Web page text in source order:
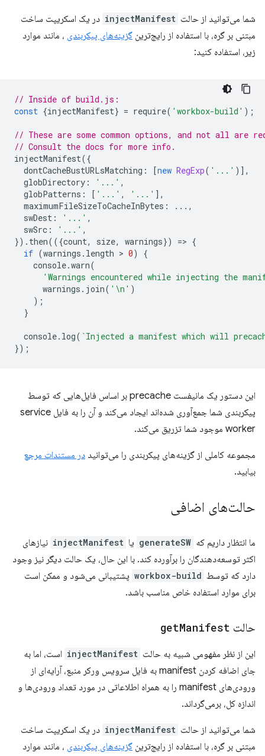
شما می‌توانید از حالت injectManifest در یک اسکریپت ساخت
مبتنی بر گره، با استفاده از رایج‌ترین گزینه‌های پیکربندی ، مانند موارد
زیر، استفاده کنید:
// Inside of build.js:
const {injectManifest} = require( 'workbox-build' );
// These are some common options, and not all are
// Consult the docs for more info.
injectManifest({
dontCacheBustURLsMatching : [new RegExp( '...' )],
globDirectory : '...' ,
globPatterns : [ '...' , '...' ],
maximumFileSizeToCacheInBytes :
...,
swDest : '...' ,
swSrc : '...' ,
}). then(({count, size, warnings}) => {
if (warnings . length > 0)
{
console.warn(
'Warnings encountered while injecting the
warnings . join( '\n' )
);
}
console. log( `Injected a manifest which will
});
این دستور یک مانیفست precache بر اساس فایل‌هایی که توسط
پیکربندی شما جمع‌آوری شده‌اند ایجاد می‌کند و آن را به فایل service
worker موجود شما تزریق می‌کند.
مجموعه کاملی از گزینه‌های پیکربندی را می‌توانید در مستندات مرجع
بیابید.
حالت‌های اضافی
ما انتظار داریم که generateSW یا injectManifest نیازهای
اکثر توسعه‌دهندگان را برآورده کند. با این حال، یک حالت دیگر نیز وجود
دارد که توسط workbox-build پشتیبانی می‌شود و ممکن است
برای موارد استفاده خاص مناسب باشد.
حالت getManifest
این از نظر مفهومی شبیه به حالت injectManifest است، اما به
جای اضافه کردن manifest به فایل سرویس ورکر منبع، آرایه‌ای از
ورودی‌های manifest را به همراه اطلاعاتی در مورد تعداد ورودی‌ها و
اندازه کل، برمی‌گرداند.
شما می‌توانید از حالت injectManifest در یک اسکریپت ساخت
مبتنی بر گره، با استفاده از رایج‌ترین گزینه‌های پیکربندی ، مانند موارد